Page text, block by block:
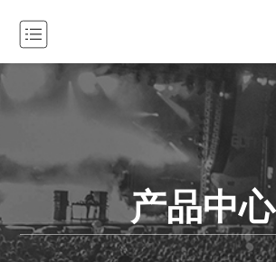
关于我们
新闻动态
工程案例
资料下载
产品中心